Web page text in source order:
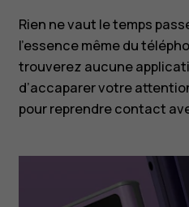
Rien ne vaut le temps
l’essence même du
trouverez aucune
d’accaparer votre
pour reprendre contact